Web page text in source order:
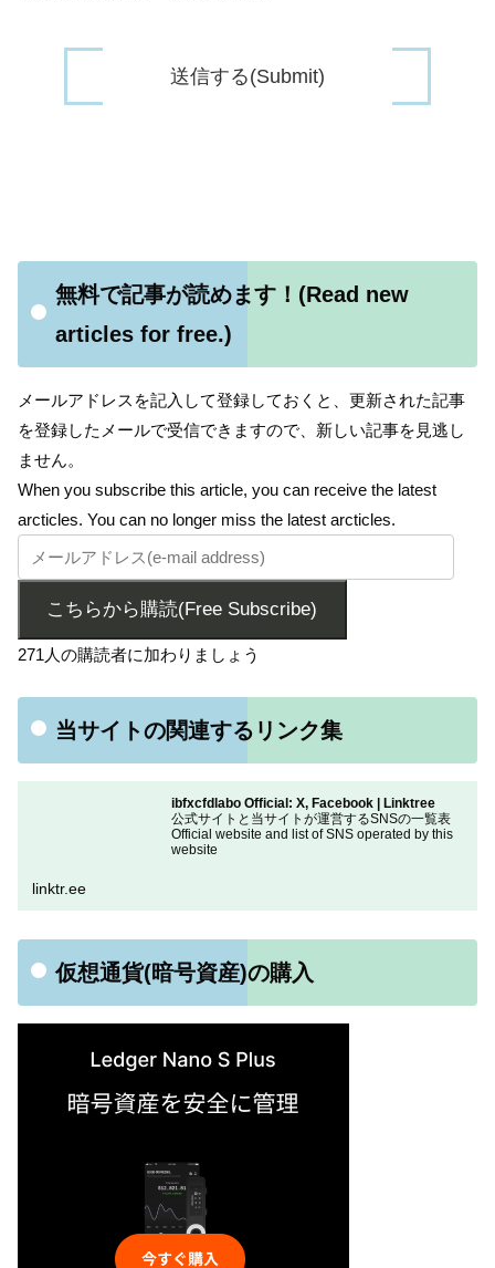
無料で記事が読めます！(Read new
articles for free.)
メールアドレスを記入して登録しておくと、更新された記事
を登録したメールで受信できますので、新しい記事を見逃し
ません。
When you subscribe this article, you can receive the latest
arcticles. You can no longer miss the latest arcticles.
こちらから購読(Free Subscribe)
271人の購読者に加わりましょう
当サイトの関連するリンク集
ibfxcfdlabo Official: X, Facebook | Linktree
公式サイトと当サイトが運営するSNSの一覧表
Official website and list of SNS operated by this
website
linktr.ee
仮想通貨(暗号資産)の購入